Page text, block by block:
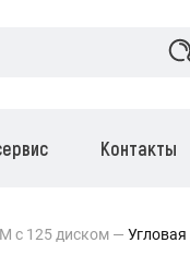
Контакты
с 125 диском